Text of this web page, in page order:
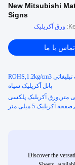
New Mitsubishi
Signs
ورق آکریلیک
تماس با ما
AD تابلو آکریلیک سیاه,صفحه تبلت آکریلیک تبلیغاتی ROHS,1.2kg/cm3
پانل آکریلیک سیاه
آکریلیک پلکسی گلاس 2 میلی متر,ورق آکریلیک پلکسی
5 میلی متر
Discover the